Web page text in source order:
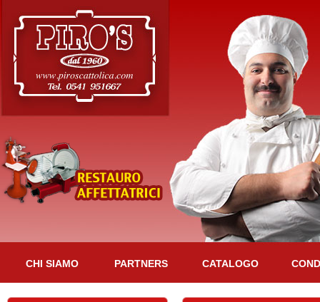
CHI SIAMO PARTNERS CATALOGO